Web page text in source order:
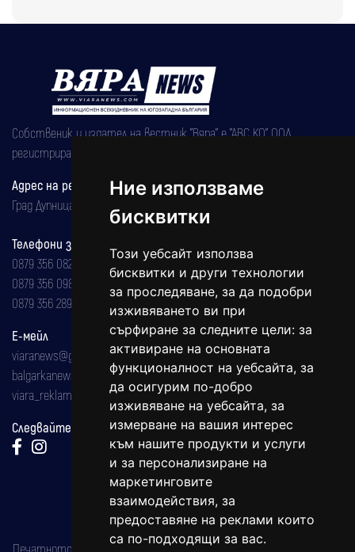
Ние използваме
бисквитки
Този уебсайт използва
бисквитки и други технологии
за проследяване, за да подобри
изживяването ви при
сърфиране за следните цели: за
активиране на основната
функционалност на уебсайта, за
да осигурим по-добро
изживяване на уебсайта, за
измерване на вашия интерес
към нашите продукти и услуги
и за персонализиране на
маркетинговите
взаимодействия, за
предоставяне на реклами които
са по-подходящи за вас.
Собственик и издател на вестник "Вяра" е "АВС КО" ООД,
регистрирана на 08.05.2002 година.
Адрес на редакцията
Град Дупница, ул.''Христо Ботев" 43
Телефони за реклама и абонаменти
0879 356 082
0879 356 098
0879 356 289
Е-мейл
viaranews@gmail.com
balgarkanews@gmail.com
viara_reklama@mail.bg
Следвайте ни:
Печатното издание на вестника е регистрирано в националния